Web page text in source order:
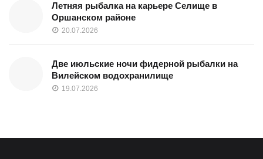
Летняя рыбалка на карьере Селище в
Оршанском районе
20.07.2026
Две июльские ночи фидерной рыбалки на
Вилейском водохранилище
19.07.2026